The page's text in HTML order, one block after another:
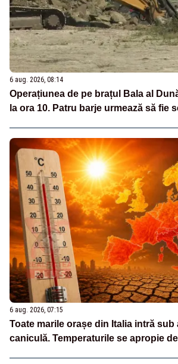
6 aug. 2026, 08:14
Operațiunea de pe brațul Bala al
la ora 10. Patru barje urmează să fie
6 aug. 2026, 07:15
Toate marile orașe din Italia intră sub
caniculă. Temperaturile se apropie